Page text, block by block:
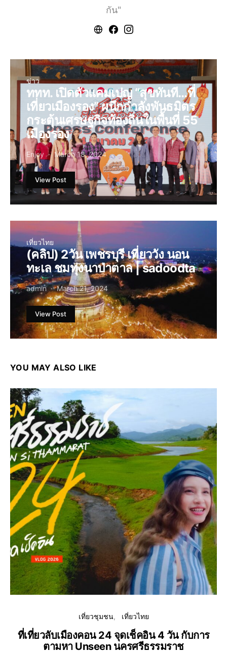
กัน"
ข่าว
ททท. เปิดตัวแคมเปญ “สุขทันที…ที่
เที่ยวเมืองรอง” ผนึกกำลังพันธมิตร
กระตุ้นเศรษฐกิจท้องถิ่นในพื้นที่ 55
เมืองรอง
Enjoy March 18, 2024
View Post
เที่ยวไทย
(คลิป) 2วัน เพชรบุรี เที่ยววัง นอน
ทะเล ชมทุ่งนาป่าตาล | sadoodta
admin March 21, 2024
View Post
YOU MAY ALSO LIKE
เที่ยวชุมชน เที่ยวไทย
ที่เที่ยวลับเมืองคอน 24 จุดเช็คอิน 4 วัน กับการ
ตามหา Unseen นครศรีธรรมราช